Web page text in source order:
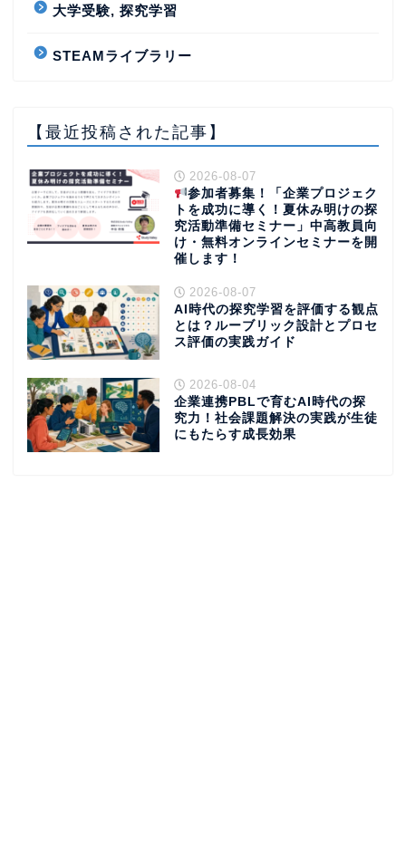
大学受験, 探究学習
STEAMライブラリー
【最近投稿された記事】
2026-08-07
参加者募集！「企業プロジェク
トを成功に導く！夏休み明けの探
究活動準備セミナー」中高教員向
け・無料オンラインセミナーを開
催します！
2026-08-07
AI時代の探究学習を評価する観点
とは？ルーブリック設計とプロセ
ス評価の実践ガイド
2026-08-04
企業連携PBLで育むAI時代の探
究力！社会課題解決の実践が生徒
にもたらす成長効果